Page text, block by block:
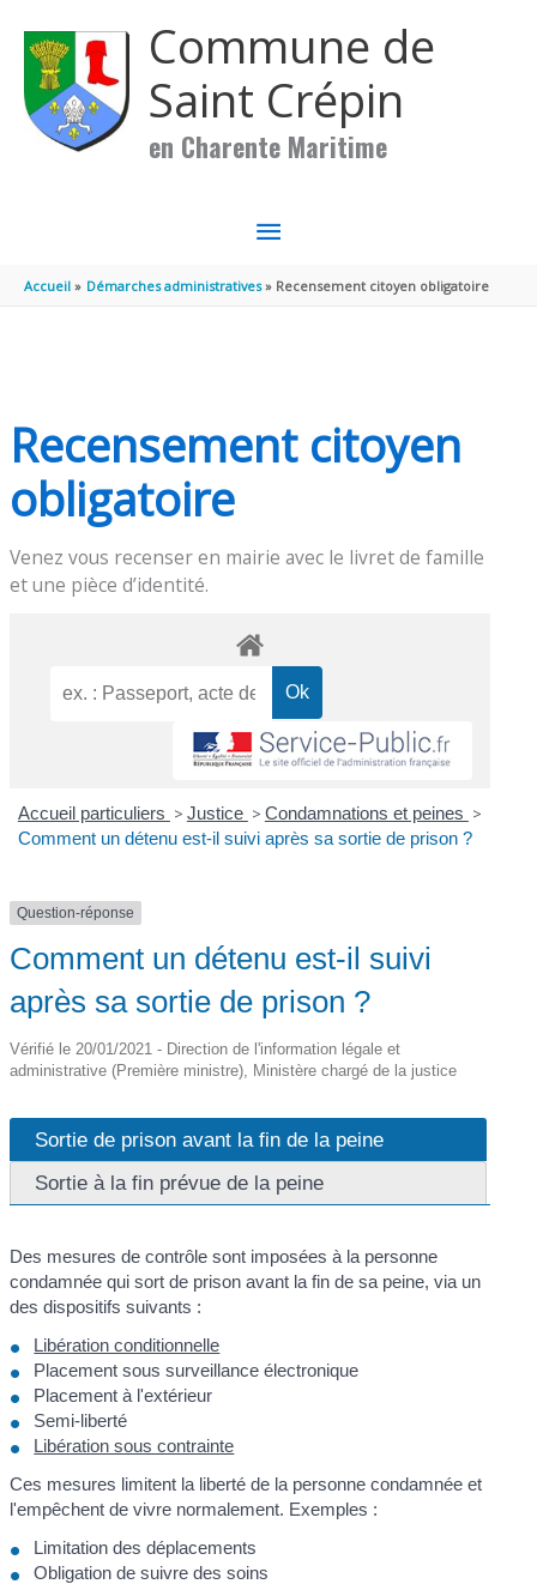
Commune de
Saint Crépin
en Charente Maritime
MENU
PRINCIPAL
Accueil Démarches administratives Recensement citoyen obligatoire
Recensement citoyen
obligatoire
Venez vous recenser en mairie avec le livret de famille
et une pièce d’identité.
Accueil particuliers > Justice > Condamnations et peines >
Comment un détenu est-il suivi après sa sortie de prison ?
Question-réponse
Comment un détenu est-il suivi
après sa sortie de prison ?
Vérifié le 20/01/2021 - Direction de l'information légale et
administrative (Première ministre), Ministère chargé de la justice
Sortie de prison avant la fin de la peine
Sortie à la fin prévue de la peine
Des mesures de contrôle sont imposées à la personne
condamnée qui sort de prison avant la fin de sa peine, via un
des dispositifs suivants :
Libération conditionnelle
Placement sous surveillance électronique
Placement à l'extérieur
Semi-liberté
Libération sous contrainte
Ces mesures limitent la liberté de la personne condamnée et
l'empêchent de vivre normalement. Exemples :
Limitation des déplacements
Obligation de suivre des soins